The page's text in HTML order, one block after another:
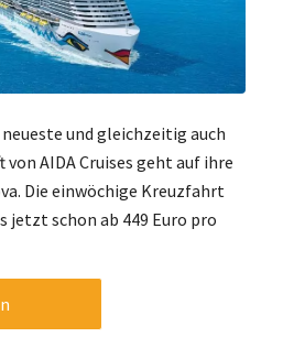
und gleichzeitig auch
AIDA Cruises geht auf ihre
Die einwöchige Kreuzfahrt
jetzt schon ab 449 Euro pro